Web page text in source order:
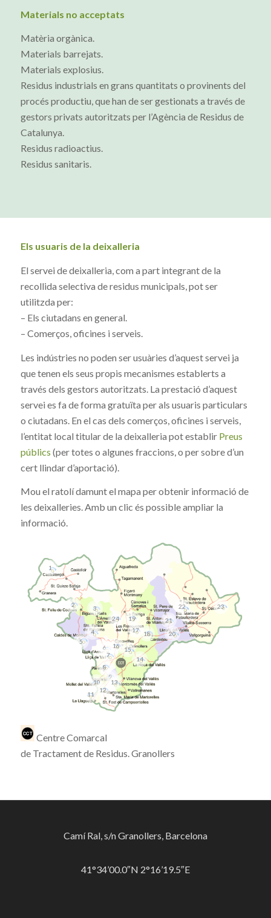
Materials no acceptats
Matèria orgànica.
Materials barrejats.
Materials explosius.
Residus industrials en grans quantitats o provinents del
procés productiu, que han de ser gestionats a través de
gestors privats autoritzats per l’Agència de Residus de
Catalunya.
Residus radioactius.
Residus sanitaris.
Els usuaris de la deixalleria
El servei de deixalleria, com a part integrant de la
recollida selectiva de residus municipals, pot ser
utilitzda per:
– Els ciutadans en general.
– Comerços, oficines i serveis.
Les indústries no poden ser usuàries d’aquest servei ja
que tenen els seus propis mecanismes establerts a
través dels gestors autoritzats. La prestació d’aquest
servei es fa de forma gratuïta per als usuaris particulars
o ciutadans. En el cas dels comerços, oficines i serveis,
l’entitat local titular de la deixalleria pot establir Preus
públics (per totes o algunes fraccions, o per sobre d’un
cert llindar d’aportació).
Mou el ratolí damunt el mapa per obtenir informació de
les deixalleries. Amb un clic és possible ampliar la
informació.
1
2
3
4
5
6
7
8
9
10
11
12
13
14
15
16
17
18
19
20
21
22
23
24
Centre Comarcal
de Tractamentde Residus.Granollers
Camí Ral, s/n Granollers, Barcelona
41°34’00.0″N 2°16’19.5″E